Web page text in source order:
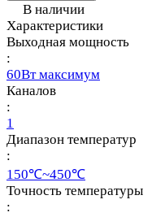
В наличии
Характеристики
Выходная мощность
:
60Вт максимум
Каналов
:
1
Диапазон температур
:
150℃~450℃
Точность температуры
: